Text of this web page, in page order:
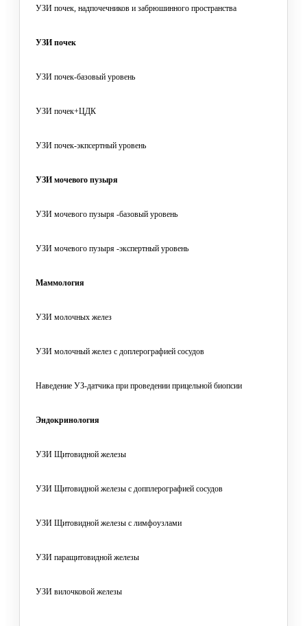
УЗИ почек, надпочечников и забрюшинного пространства
УЗИ почек
УЗИ почек-базовый уровень
УЗИ почек+ЦДК
УЗИ почек-экпсертный уровень
УЗИ мочевого пузыря
УЗИ мочевого пузыря -базовый уровень
УЗИ мочевого пузыря -экспертный уровень
Маммология
УЗИ молочных желез
УЗИ молочный желез с доплерографией сосудов
Наведение УЗ-датчика при проведении прицельной биопсии
Эндокринология
УЗИ Щитовидной железы
УЗИ Щитовидной железы с допплерографией сосудов
УЗИ Щитовидной железы с лимфоузлами
УЗИ паращитовидной железы
УЗИ вилочковой железы